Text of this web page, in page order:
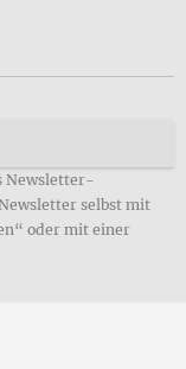
Newsletter-
selbst mit
oder mit einer